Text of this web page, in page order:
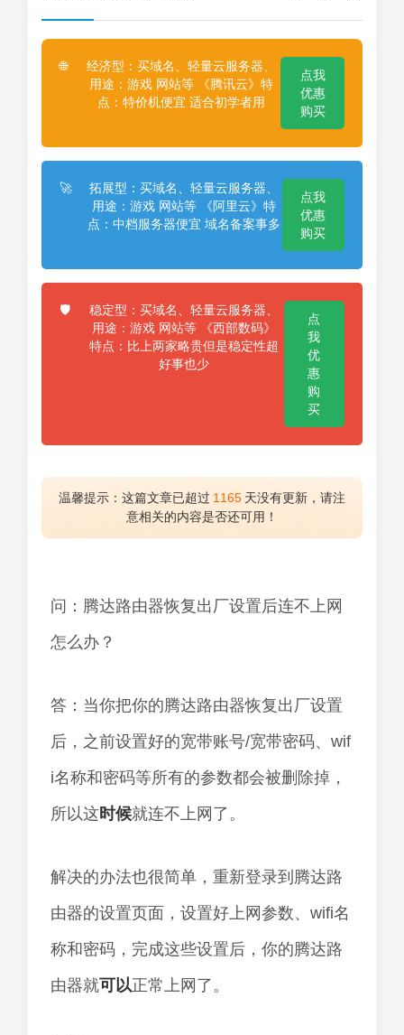
🌐
经济型：买域名、轻量云服务器、
用途：游戏 网站等 《腾讯云》特
点：特价机便宜 适合初学者用
点我
优惠
购买
🚀
拓展型：买域名、轻量云服务器、
用途：游戏 网站等 《阿里云》特
点：中档服务器便宜 域名备案事多
点我
优惠
购买
🛡️
稳定型：买域名、轻量云服务器、
用途：游戏 网站等 《西部数码》
特点：比上两家略贵但是稳定性超
好事也少
点
我
优
惠
购
买
温馨提示：这篇文章已超过 1165 天没有更新，请注
意相关的内容是否还可用！
问：腾达路由器恢复出厂设置后连不上网
怎么办？
答：当你把你的腾达路由器恢复出厂设置
后，之前设置好的宽带账号/宽带密码、wif
i名称和密码等所有的参数都会被删除掉，
所以这时候就连不上网了。
解决的办法也很简单，重新登录到腾达路
由器的设置页面，设置好上网参数、wifi名
称和密码，完成这些设置后，你的腾达路
由器就可以正常上网了。